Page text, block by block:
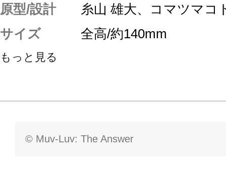
原型/設計
糸山 雄大、コマツマコ
サイズ
全高/約140mm
もっと見る
© Muv-Luv: The Answer